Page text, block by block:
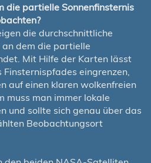
die partielle Sonnenfinsternis
die durchschnittliche
an dem die partielle
Mit Hilfe der Karten lässt
eingrenzen,
auf einen klaren wolkenfreien
muss man immer lokale
und sollte sich genau über das
Beobachtungsort